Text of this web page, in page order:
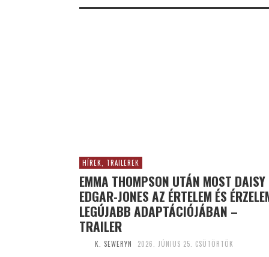
HÍREK, TRAILEREK
EMMA THOMPSON UTÁN MOST DAISY
EDGAR-JONES AZ ÉRTELEM ÉS
LEGÚJABB ADAPTÁCIÓJÁBAN –
TRAILER
K. SEWERYN 2026. JÚNIUS 25. CSÜTÖRTÖK